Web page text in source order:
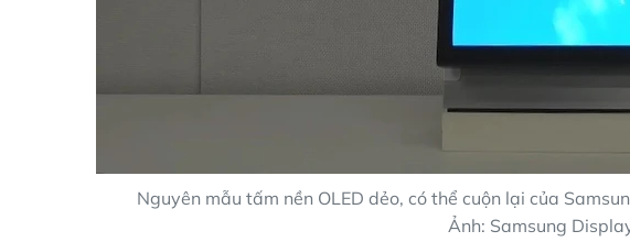
Nguyên mẫu tấm nền OLED dẻo, có thể cuộn lại của
Ảnh: Samsung